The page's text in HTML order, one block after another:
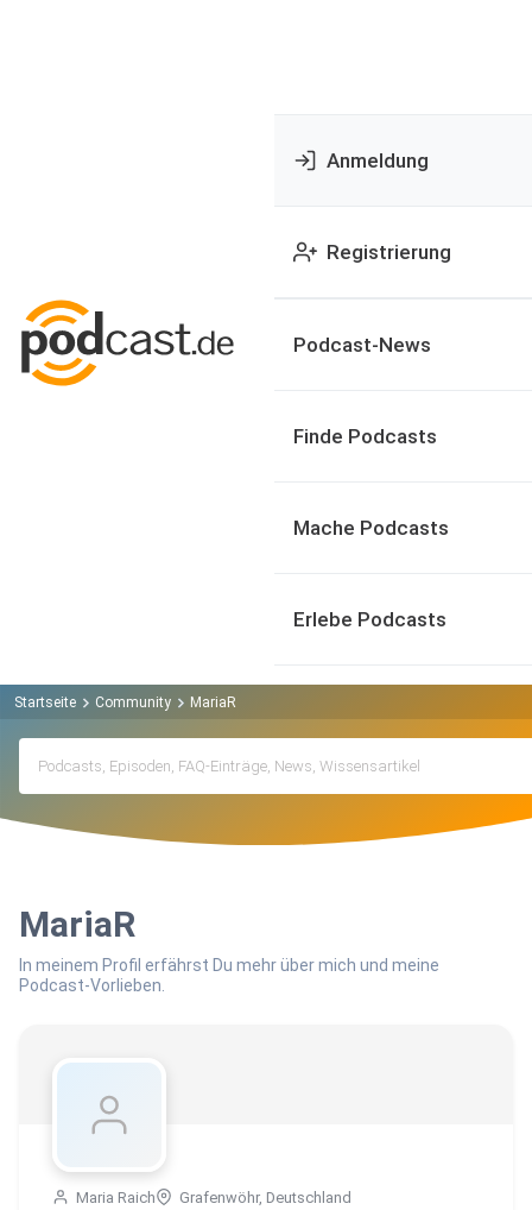
Anmeldung
Registrierung
Podcast-News
Finde Podcasts
Mache Podcasts
Erlebe Podcasts
Startseite Community MariaR
MariaR
In meinem Profil erfährst Du mehr über mich und meine
Podcast-Vorlieben.
Maria Raich
Grafenwöhr, Deutschland